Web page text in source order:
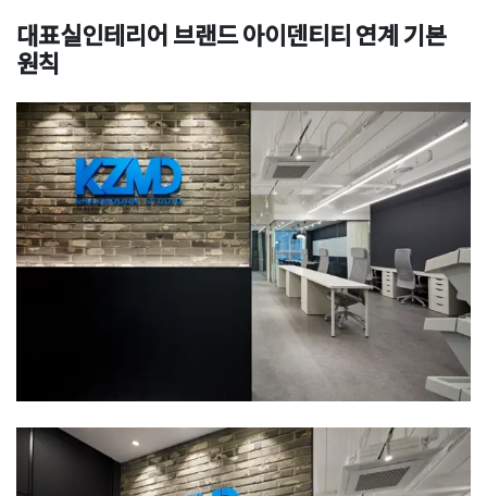
대표실인테리어 브랜드 아이덴티티 연계 기본
원칙